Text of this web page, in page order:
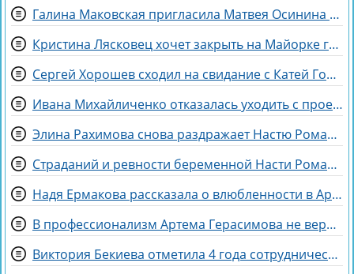
Галина Маковская пригласила Матвея Осинина на стендап
Кристина Лясковец хочет закрыть на Майорке гештальт
Сергей Хорошев сходил на свидание с Катей Гориной
Ивана Михайличенко отказалась уходить с проекта за Алексеем Адеевым
Элина Рахимова снова раздражает Настю Ромашову, флиртуя с её мужем Евгением
Страданий и ревности беременной Насти Ромашовой не понимает Яна Фиткевич
Надя Ермакова рассказала о влюбленности в Артёма Рышковского
В профессионализм Артема Герасимова не верят зрители Дома 2
Виктория Бекиева отметила 4 года сотрудничества с Домом 2